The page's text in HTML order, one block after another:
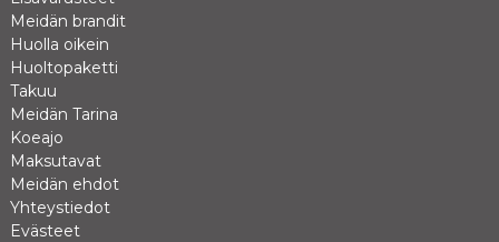
Meidän brandit
Huolla oikein
Huoltopaketti
Takuu
Meidän Tarina
Koeajo
Maksutavat
Meidän ehdot
Yhteystiedot
Evästeet